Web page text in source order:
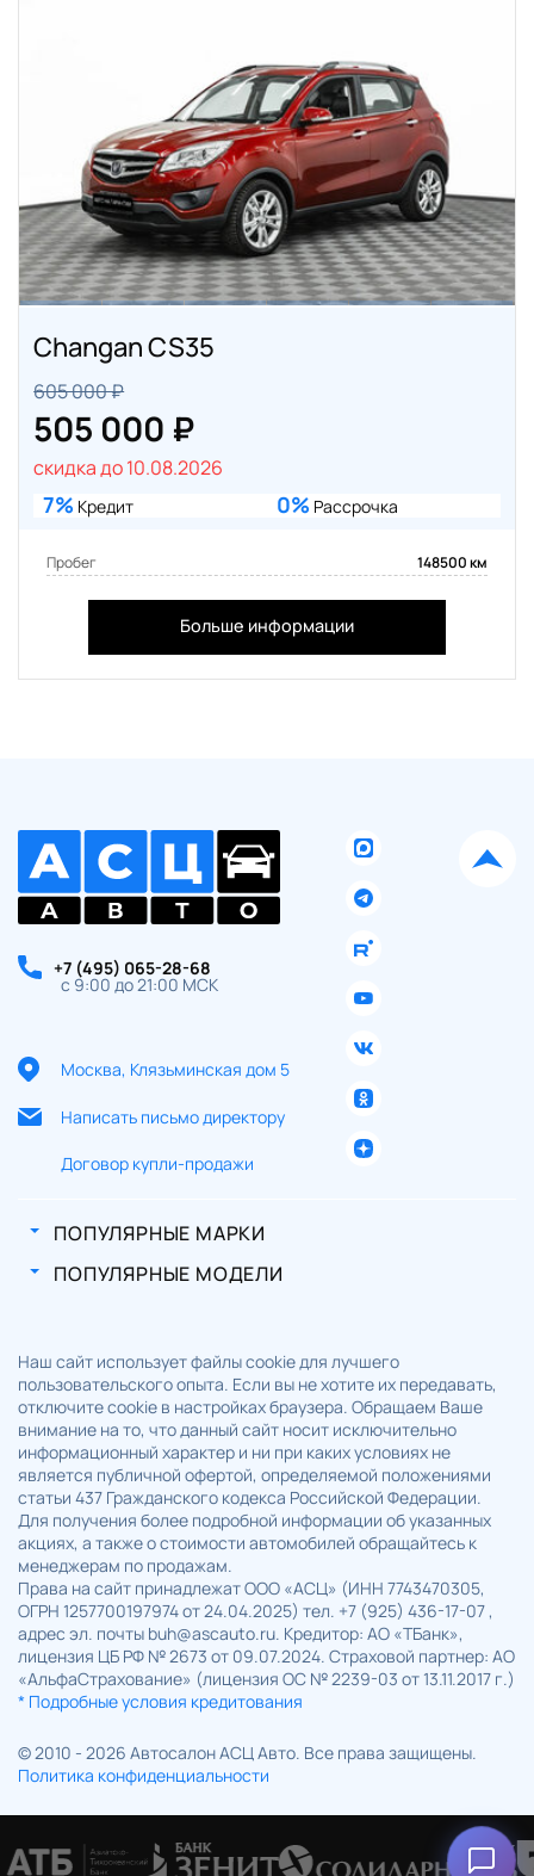
Changan CS35
605 000 ₽
505 000 ₽
скидка до 10.08.2026
7% Кредит 0% Рассрочка
Пробег 148500 км
Больше информации
+7 (495) 065-28-68
с 9:00 до 21:00 МСК
Москва, Клязьминская дом 5
Написать письмо директору
Договор купли-продажи
ПОПУЛЯРНЫЕ МАРКИ
ПОПУЛЯРНЫЕ МОДЕЛИ
Наш сайт использует файлы cookie для лучшего
пользовательского опыта. Если вы не хотите их передавать,
отключите cookie в настройках браузера. Обращаем Ваше
внимание на то, что данный сайт носит исключительно
информационный характер и ни при каких условиях не
является публичной офертой, определяемой положениями
статьи 437 Гражданского кодекса Российской Федерации.
Для получения более подробной информации об указанных
акциях, а также о стоимости автомобилей обращайтесь к
менеджерам по продажам.
Права на сайт принадлежат ООО «АСЦ» (ИНН 7743470305,
ОГРН 1257700197974 от 24.04.2025) тел. +7 (925) 436-17-07 ,
адрес эл. почты buh@ascauto.ru. Кредитор: АО «ТБанк»,
лицензия ЦБ РФ № 2673 от 09.07.2024. Страховой партнер: АО
«АльфаСтрахование» (лицензия ОС № 2239-03 от 13.11.2017 г.)
* Подробные условия кредитования
© 2010 - 2026 Автосалон АСЦ Авто. Все права защищены.
Политика конфиденциальности